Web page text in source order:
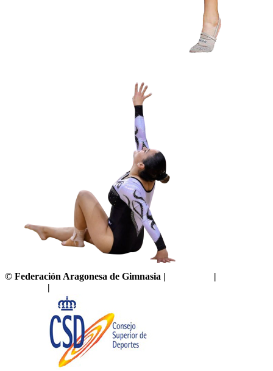
© Federación Aragonesa de Gimnasia | |
|